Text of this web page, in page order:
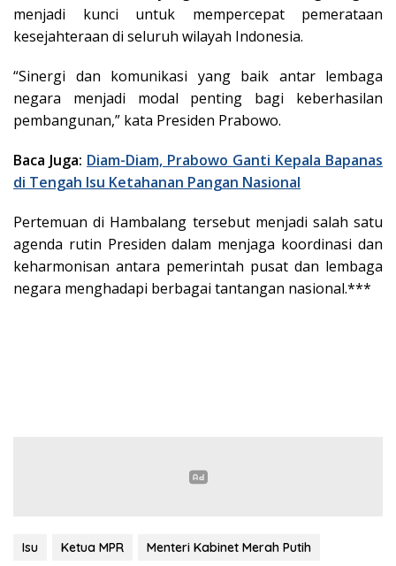
menjadi kunci untuk mempercepat pemerataan
kesejahteraan di seluruh wilayah Indonesia.
“Sinergi dan komunikasi yang baik antar lembaga
negara menjadi modal penting bagi keberhasilan
pembangunan,” kata Presiden Prabowo.
Baca Juga: Diam-Diam, Prabowo Ganti Kepala Bapanas
di Tengah Isu Ketahanan Pangan Nasional
Pertemuan di Hambalang tersebut menjadi salah satu
agenda rutin Presiden dalam menjaga koordinasi dan
keharmonisan antara pemerintah pusat dan lembaga
negara menghadapi berbagai tantangan nasional.***
Isu Ketua MPR
Menteri Kabinet Merah Putih